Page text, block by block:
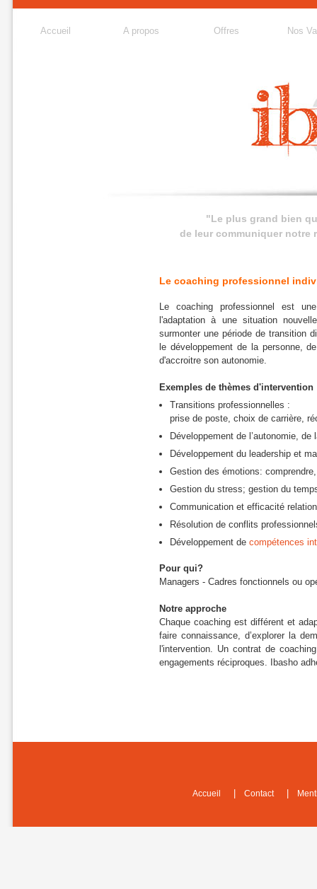
Accueil A propos Offres Nos
"Le plus grand bien
de leur communiquer notre
Le coaching professionnel
Le coaching professionnel est
l'adaptation à une situation
surmonter une période de transition
le développement de la personne,
d'accroitre son autonomie.
Exemples de thèmes d'intervention
Transitions professionnelles :
prise de poste, choix de carrière,
Développement de l’autonomie, de
Développement du leadership et
Gestion des émotions:
Gestion du stress; gestion du
Communication et efficacité
Résolution de conflits
Développement de compétences
Pour qui?
Managers - Cadres fonctionnels ou
Notre approche
Chaque coaching est différent et
faire connaissance, d’explorer la
l'intervention. Un contrat de
engagements réciproques. Ibasho
Accueil Contact